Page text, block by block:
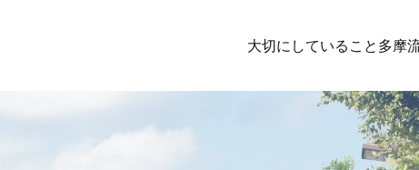
大切にしていること 多摩